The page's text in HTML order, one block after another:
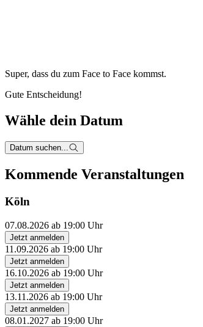
Super, dass du zum Face to Face kommst.
Gute Entscheidung!
Wähle dein Datum
Datum suchen...
Kommende Veranstaltungen
Köln
07.08.2026 ab 19:00 Uhr
Jetzt anmelden
11.09.2026 ab 19:00 Uhr
Jetzt anmelden
16.10.2026 ab 19:00 Uhr
Jetzt anmelden
13.11.2026 ab 19:00 Uhr
Jetzt anmelden
08.01.2027 ab 19:00 Uhr